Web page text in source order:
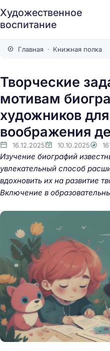
Художественное
воспитание
Главная Книжная полка
Творческие
мотивам
художников
воображения
16.12.2025 10.10.2025
Изучение биографий
увлекательный способ
вдохновить их на развитие
Включение в